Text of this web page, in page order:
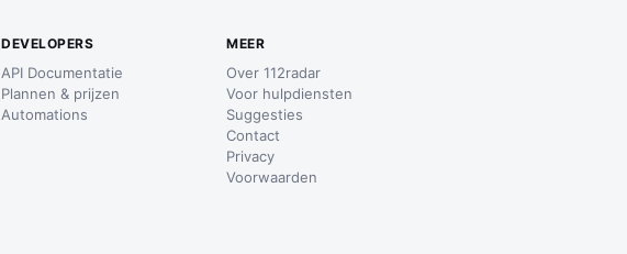
DEVELOPERS
API Documentatie
Plannen & prijzen
Automations
MEER
Over 112radar
Voor hulpdiensten
Suggesties
Contact
Privacy
Voorwaarden